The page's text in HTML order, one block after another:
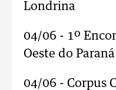
Londrina
04/06 - 1º
Oeste do
04/06 - Corpus